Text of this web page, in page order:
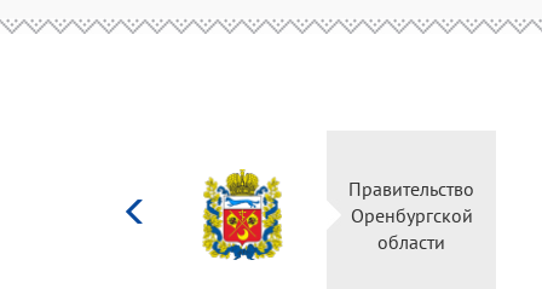
Министерство
культуры
Российской
федерации